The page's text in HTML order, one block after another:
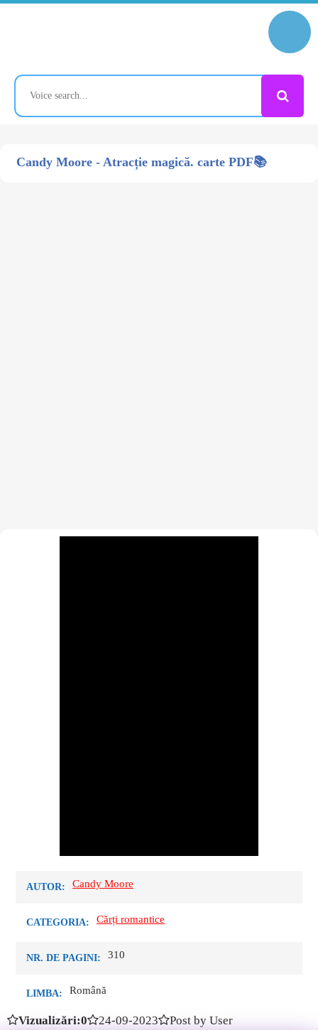
Candy Moore - Atracție magică. carte PDF📚
AUTOR: Candy Moore
CATEGORIA: Cărți romantice
NR. DE PAGINI: 310
LIMBA: Română
Vizualizări:0 24-09-2023 Post by User